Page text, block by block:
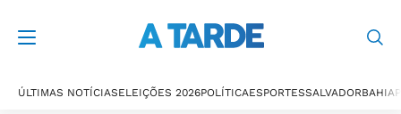
ÚLTIMAS NOTÍCIASELEIÇÕES 2026POLÍTICAESPORTESSALVADORBAHIA